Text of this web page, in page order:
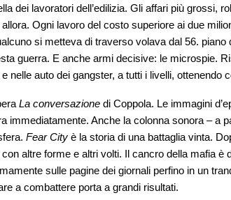
dei lavoratori dell’edilizia. Gli affari più grossi,
Ogni lavoro del costo superiore ai due
si metteva di traverso volava dal 56.
guerra. E anche armi decisive: le microspie.
nelle auto dei gangster, a tutti i livelli,
La conversazione di Coppola. Le immagini
immediatamente. Anche la colonna sonora – a
Fear City è la storia di una battaglia vinta.
altre forme e altri volti. Il cancro della mafia è
sulle pagine dei giornali perfino in un
a combattere porta a grandi risultati.